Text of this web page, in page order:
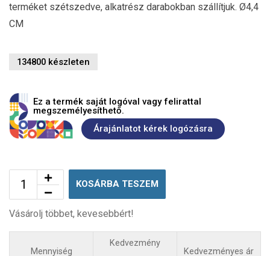
terméket szétszedve, alkatrész darabokban szállítjuk. Ø4,4
CM
134800 készleten
Ez a termék saját logóval vagy felirattal
megszemélyesíthető.
Árajánlatot kérek logózásra
KOSÁRBA TESZEM
Vásárolj többet, kevesebbért!
Mennyiség
Kedvezmény
Kedvezményes ár